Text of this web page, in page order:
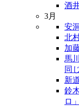
酒
3月
安
北
加
馬
同
新
鈴
ロ」